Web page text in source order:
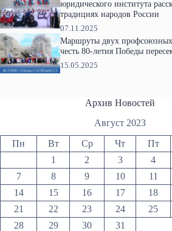
юридического института
традициях народов России
07.11.2025
Маршруты двух профсоюзных
честь 80-летия Победы
15.05.2025
Архив Новостей
Август 2023
Пн Вт Ср Чт Пт
1
2 3 4
7
8 9 10 11
14
15 16 17 18
21
22 23 24 25
28
29 30
31